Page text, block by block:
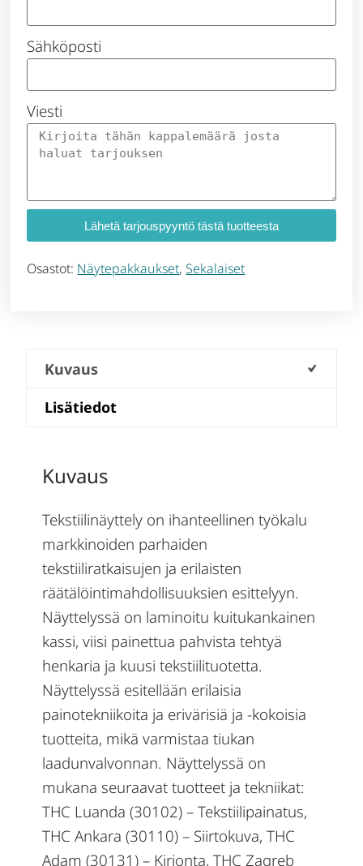
Sähköposti
Viesti
Lähetä tarjouspyyntö tästä tuotteesta
Osastot: Näytepakkaukset,Sekalaiset
Kuvaus
Lisätiedot
Kuvaus
Tekstiilinäyttely on ihanteellinen työkalu
markkinoiden parhaiden
tekstiiliratkaisujen ja erilaisten
räätälöintimahdollisuuksien esittelyyn.
Näyttelyssä on laminoitu kuitukankainen
kassi, viisi painettua pahvista tehtyä
henkaria ja kuusi tekstiilituotetta.
Näyttelyssä esitellään erilaisia ​​
painotekniikoita ja erivärisiä ja -kokoisia
tuotteita, mikä varmistaa tiukan
laadunvalvonnan. Näyttelyssä on
mukana seuraavat tuotteet ja tekniikat:
THC Luanda (30102) – Tekstiilipainatus,
THC Ankara (30110) – Siirtokuva, THC
Adam (30131) – Kirjonta, THC Zagreb